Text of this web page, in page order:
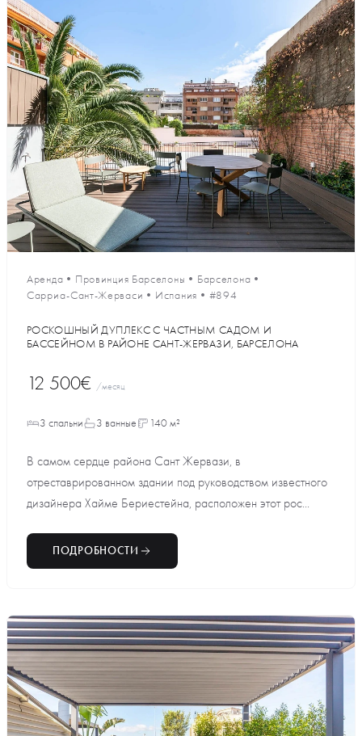
Аренда • Провинция Барселоны • Барселона •
Сарриа-Сант-Жерваси • Испания • #894
РОСКОШНЫЙ ДУПЛЕКС С ЧАСТНЫМ САДОМ И
БАССЕЙНОМ В РАЙОНЕ САНТ-ЖЕРВАЗИ, БАРСЕЛОНА
12 500€ /месяц
3 спальни 3 ванные 140 м²
В самом сердце района Сант Жервази, в
отреставрированном здании под руководством известного
дизайнера Хайме Бериестейна, расположен этот рос...
ПОДРОБНОСТИ